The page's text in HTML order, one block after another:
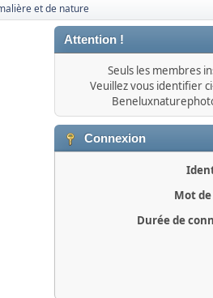
et de nature
Attention !
Seuls les membres
Veuillez vous identifier
Connexion
Mot de
Durée de